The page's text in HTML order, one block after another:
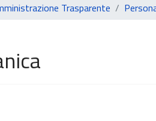
Trasparente